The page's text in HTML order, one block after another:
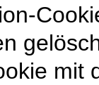
mit